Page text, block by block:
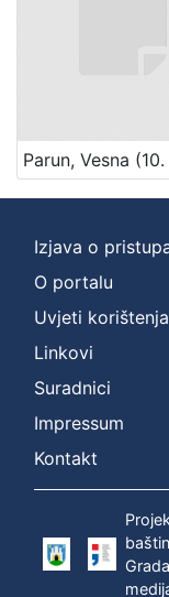
Izjava o
O portalu
Uvjeti korištenja
Linkovi
Suradnici
Impressum
Kontakt